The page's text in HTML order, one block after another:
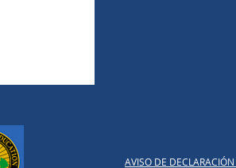
AVISO DE